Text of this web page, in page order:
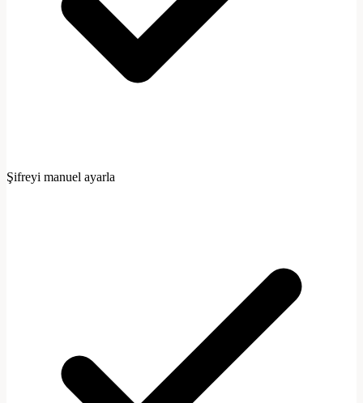
Şifreyi manuel ayarla